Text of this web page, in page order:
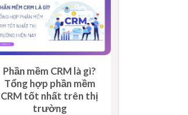
Phần mềm CRM là gì?
Tổng hợp phần mềm
CRM tốt nhất trên thị
trường